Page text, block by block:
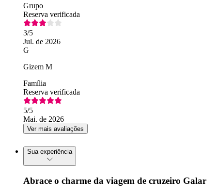
Grupo
Reserva verificada
3/5
Jul. de 2026
G
Gizem M
Família
Reserva verificada
5/5
Mai. de 2026
Ver mais avaliações
Sua experiência
Abrace o charme da viagem de cruzeiro Galar